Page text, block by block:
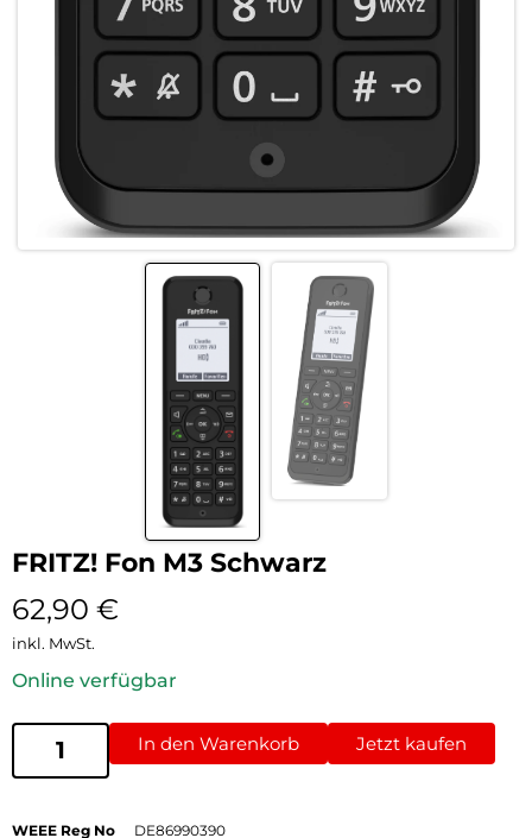
FRITZ! Fon M3 Schwarz
62,90 €
inkl. MwSt.
Online verfügbar
In den Warenkorb Jetzt kaufen
WEEE Reg No DE86990390